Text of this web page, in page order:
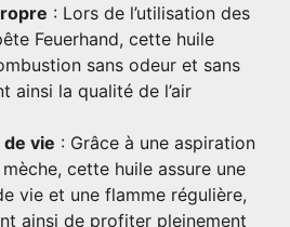
: Lors de l’utilisation des
Feuerhand, cette huile
sans odeur et sans
ainsi la qualité de l’air
vie : Grâce à une aspiration
cette huile assure une
vie et une flamme régulière,
ainsi de profiter pleinement